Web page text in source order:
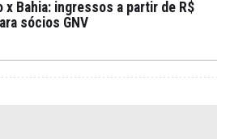
Bahia: ingressos a partir de R$
sócios GNV